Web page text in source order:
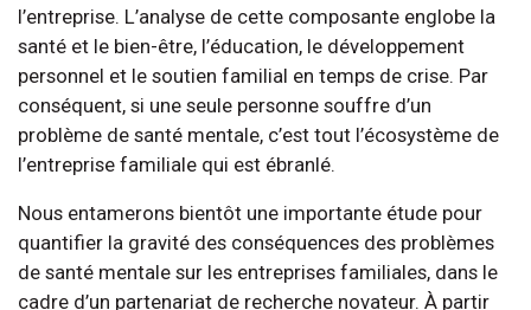
l’entreprise. L’analyse de cette composante englobe la
santé et le bien-être, l’éducation, le développement
personnel et le soutien familial en temps de crise. Par
conséquent, si une seule personne souffre d’un
problème de santé mentale, c’est tout l’écosystème de
l’entreprise familiale qui est ébranlé.
Nous entamerons bientôt une importante étude pour
quantifier la gravité des conséquences des problèmes
de santé mentale sur les entreprises familiales, dans le
cadre d’un partenariat de recherche novateur. À partir